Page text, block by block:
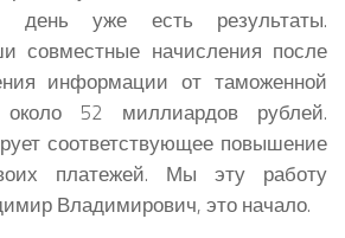
день уже есть результаты.
совместные начисления после
информации от таможенной
52 миллиардов рублей.
соответствующее повышение
платежей. Мы эту работу
Владимирович, это начало.